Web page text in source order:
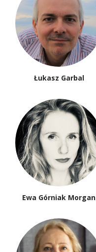
Łukasz Garbal
Ewa Górniak Morgan